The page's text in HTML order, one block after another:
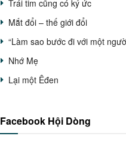
Trái tim cũng có ký ức
Mắt đổi – thế giới đổi
“Làm sao bước đi với một
Nhớ Mẹ
Lại một Êđen
Facebook Hội Dòng